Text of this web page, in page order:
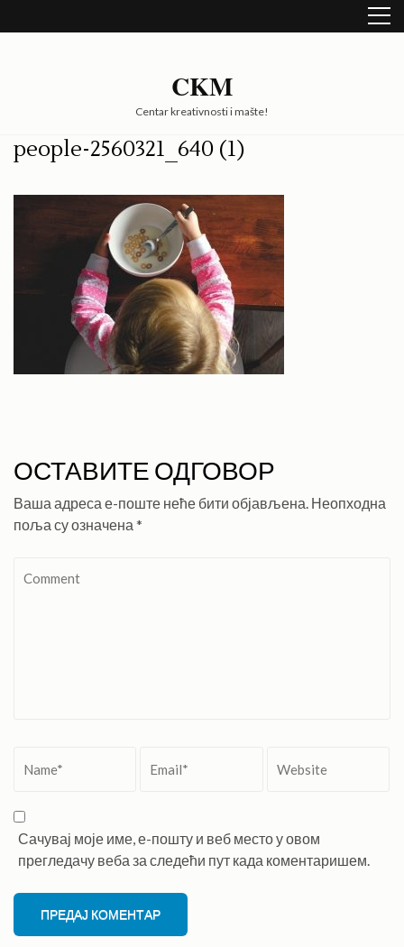
to
CKM
Centar kreativnosti i mašte!
people-2560321_640 (1)
ОСТАВИТЕ ОДГОВОР
Ваша адреса е-поште неће бити објављена. Неопходна
поља су означена *
Сачувај моје име, е-пошту и веб место у овом
прегледачу веба за следећи пут када коментаришем.